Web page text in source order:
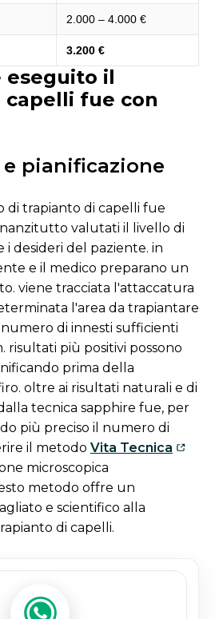
2.000 – 4.000 €
3.200 €
fue con
e pianificazione
valutati il ​​livello di
i desideri del paziente. in
e il medico preparano un
viene tracciata l'attaccatura
l'area da trapiantare
di innesti sufficienti
risultati più positivi possono
prima della
oltre ai risultati naturali e di
tecnica sapphire fue, per
più preciso il numero di
il metodo Vita Tecnica
microscopica
metodo offre un
e scientifico alla
di capelli.